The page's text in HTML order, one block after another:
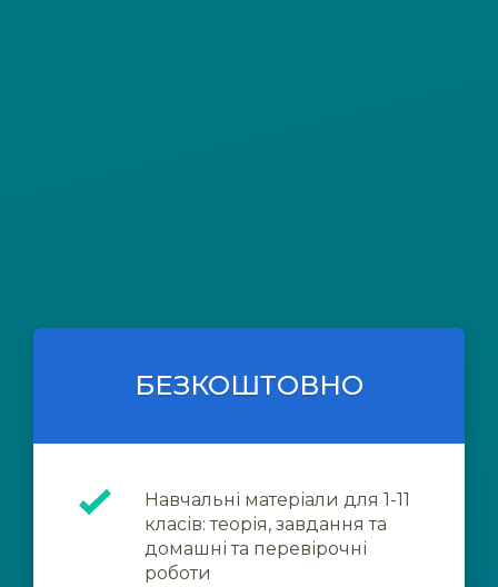
БЕЗКОШТОВНО
Навчальні матеріали для 1-11
класів: теорія, завдання та
домашні та перевірочні
роботи